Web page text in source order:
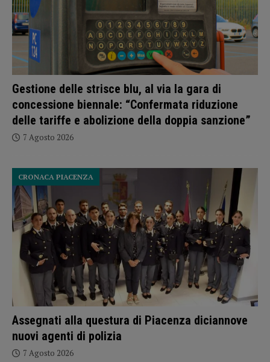
Gestione delle strisce blu, al via la gara di
concessione biennale: “Confermata riduzione
delle tariffe e abolizione della doppia sanzione”
7 Agosto 2026
Assegnati alla questura di Piacenza diciannove
nuovi agenti di polizia
CRONACA PIACENZA
7 Agosto 2026